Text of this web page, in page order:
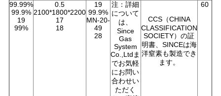
99.99%
99.9%
19
99%
0.5
2100*1800*2200
17
18
19
99.9%
MN-20-
49
28
注：詳細
について
は、
Since
Gas
System
Co.,Ltdま
でお気軽
にお問い
合わせい
ただく
CCS（CHINA
CLASSIFICATION
SOCIETY）の証
明書、SINCEは海
洋窒素も製造でき
ます。
60